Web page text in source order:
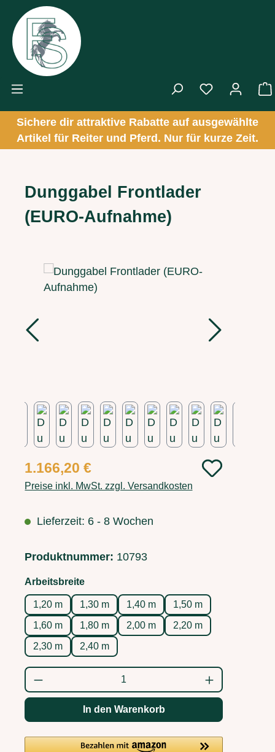
Zum Hauptinhalt springen
Sichere dir attraktive Rabatte auf ausgewählte
Artikel für Reiter und Pferd. Nur für kurze Zeit.
Dunggabel Frontlader
(EURO-Aufnahme)
Bildergalerie überspringen
Regulärer Preis:
1.166,20 €
Preise inkl. MwSt. zzgl. Versandkosten
Lieferzeit: 6 - 8 Wochen
Produktnummer: 10793
Arbeitsbreiteauswählen
1,20 m 1,30 m 1,40 m
1,50 m
1,60 m
1,80 m 2,00 m
2,20 m
2,30 m
2,40 m
Produkt Anzahl: Gib den gewünschten
In den Warenkorb